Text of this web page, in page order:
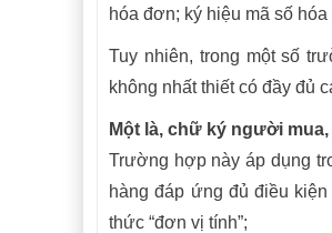
hóa đơn; ký hiệu mã số
Tuy nhiên, trong một số
không nhất thiết có đầy đủ
Một là, chữ ký người
Trường hợp này áp dụng
hàng đáp ứng đủ điều
thức “đơn vị tính”;